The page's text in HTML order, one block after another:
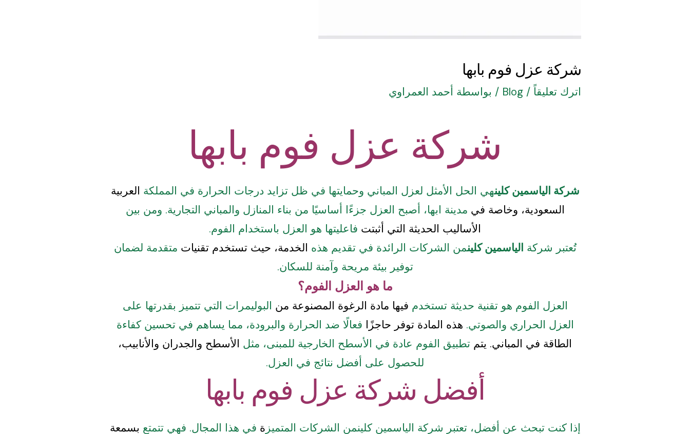
شركة عزل فوم بابها
اترك تعليقاً /
Blog / بواسطة أحمد العمراوي
شركة عزل فوم بابها
شركة الياسمين كلينهي الحل الأمثل لعزل المباني وحمايتها في ظل تزايد درجات الحرارة في المملكة العربية
السعودية، وخاصة في مدينة ابها، أصبح العزل جزءًا أساسيًا من بناء المنازل والمباني التجارية. ومن بين
الأساليب الحديثة التي أثبتت فاعليتها هو العزل باستخدام الفوم.
تُعتبر شركة الياسمين كلينمن الشركات الرائدة في تقديم هذه الخدمة، حيث تستخدم تقنيات متقدمة لضمان
توفير بيئة مريحة وآمنة للسكان.
ما هو العزل الفوم؟
العزل الفوم هو تقنية حديثة تستخدم فيها مادة الرغوة المصنوعة من البوليمرات التي تتميز بقدرتها على
العزل الحراري والصوتي. هذه المادة توفر حاجزًا فعالًا ضد الحرارة والبرودة، مما يساهم في تحسين كفاءة
الطاقة في المباني. يتم تطبيق الفوم عادة في الأسطح الخارجية للمبنى، مثل الأسطح والجدران والأنابيب،
للحصول على أفضل نتائج في العزل.
أفضل شركة عزل فوم بابها
إذا كنت تبحث عن أفضل، تعتبر شركة الياسمين كلينمن الشركات المتميز ة في هذا المجال. فهي تتمتع بسمعة